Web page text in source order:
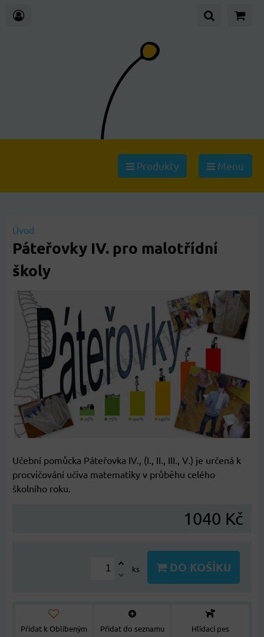
Produkty Menu
Úvod
Páteřovky IV. pro malotřídní
školy
Učební pomůcka Páteřovka IV., (I., II., III., V.) je určená k
procvičování učiva matematiky v průběhu celého
školního roku.
1040 Kč
ks DO KOŠÍKU
Přidat k Oblíbeným Přidat do seznamu
Hlídací pes